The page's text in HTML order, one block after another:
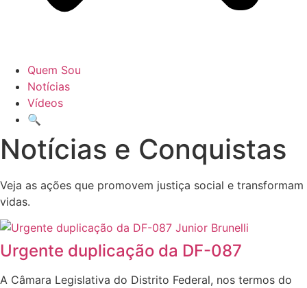
Quem Sou
Notícias
Vídeos
🔍
Notícias e Conquistas
Veja as ações que promovem justiça social e transformam
vidas.
Urgente duplicação da DF-087
A Câmara Legislativa do Distrito Federal, nos termos do